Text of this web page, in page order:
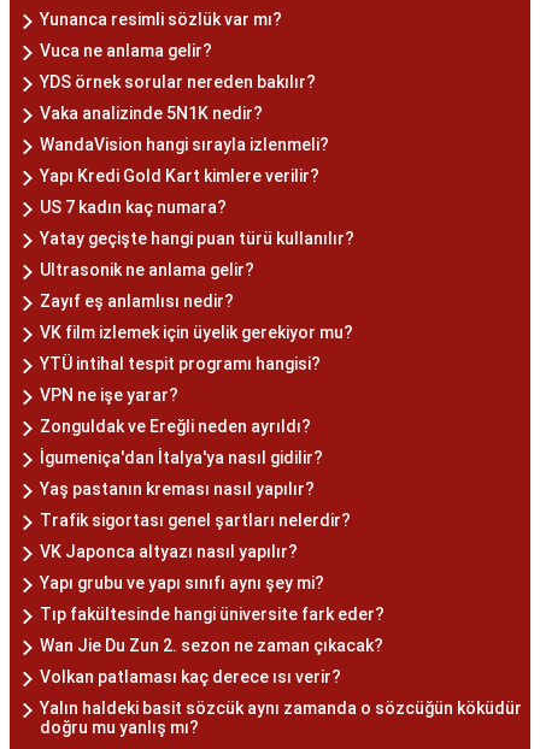
Yunanca resimli sözlük var mı?
Vuca ne anlama gelir?
YDS örnek sorular nereden bakılır?
Vaka analizinde 5N1K nedir?
WandaVision hangi sırayla izlenmeli?
Yapı Kredi Gold Kart kimlere verilir?
US 7 kadın kaç numara?
Yatay geçişte hangi puan türü kullanılır?
Ultrasonik ne anlama gelir?
Zayıf eş anlamlısı nedir?
VK film izlemek için üyelik gerekiyor mu?
YTÜ intihal tespit programı hangisi?
VPN ne işe yarar?
Zonguldak ve Ereğli neden ayrıldı?
İgumeniça'dan İtalya'ya nasıl gidilir?
Yaş pastanın kreması nasıl yapılır?
Trafik sigortası genel şartları nelerdir?
VK Japonca altyazı nasıl yapılır?
Yapı grubu ve yapı sınıfı aynı şey mi?
Tıp fakültesinde hangi üniversite fark eder?
Wan Jie Du Zun 2. sezon ne zaman çıkacak?
Volkan patlaması kaç derece ısı verir?
Yalın haldeki basit sözcük aynı zamanda o sözcüğün köküdür
doğru mu yanlış mı?